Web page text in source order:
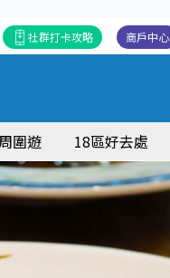
商戶中心
社群打卡攻略
圍遊 18區好去處